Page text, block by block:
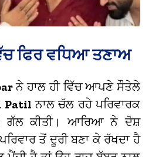
ਫਿਰ ਵਧਿਆ ਤਣਾਅ
ਨੇ ਹਾਲ ਹੀ ਵਿੱਚ ਆਪਣੇ ਸੌਤੇਲੇ
Patil ਨਾਲ ਚੱਲ ਰਹੇ ਪਰਿਵਾਰਕ
ਗੱਲ ਕੀਤੀ। ਆਰਿਆ ਨੇ ਦੋਸ਼
ਤੋਂ ਦੂਰੀ ਬਣਾ ਕੇ ਰੱਖਦਾ ਹੈ